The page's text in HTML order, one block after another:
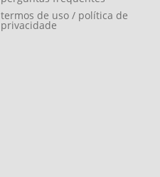
termos de uso / política de
privacidade